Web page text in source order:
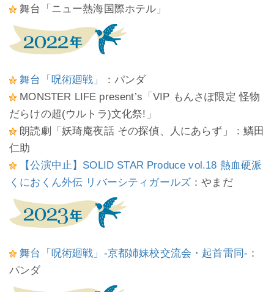
舞台「ニュー熱海国際ホテル」
舞台「呪術廻戦」
：パンダ
MONSTER LIFE present’s「VIP もんさぽ限定 怪物
だらけの超(ウルトラ)文化祭!」
朗読劇「妖琦庵夜話 その探偵、人にあらず」：鱗田
仁助
【公演中止】SOLID STAR Produce vol.18 熱血硬派
くにおくん外伝 リバーシティガールズ ：やまだ
舞台「呪術廻戦」-京都姉妹校交流会・起首雷同- ：
パンダ